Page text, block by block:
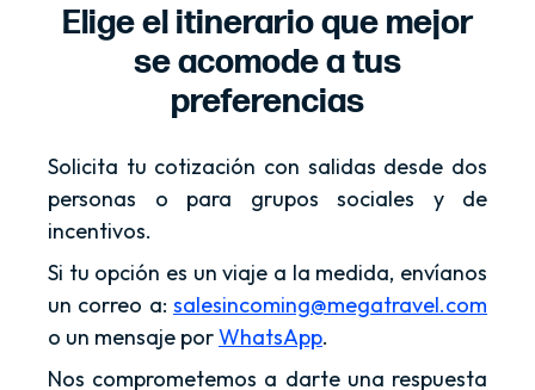
Elige el itinerario que mejor
se acomode a tus
preferencias
Solicita tu cotización con salidas desde dos
personas o para grupos sociales y de
incentivos.
Si tu opción es un viaje a la medida, envíanos
un correo a: salesincoming@megatravel.com
o un mensaje porWhatsApp.
Nos comprometemos a darte una respuesta